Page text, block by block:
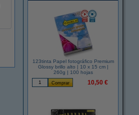
123tinta Papel fotográfico Premium
Glossy brillo alto | 10 x 15 cm |
260g | 100 hojas
10,50 €